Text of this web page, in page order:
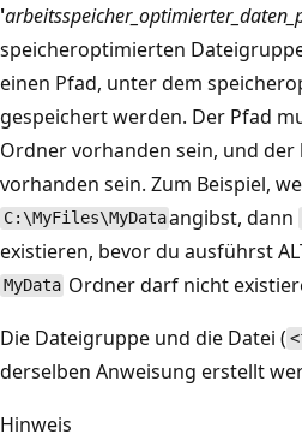
'
speicheroptimierten
einen Pfad, unter dem
gespeichert werden. Der Pfad
Ordner vorhanden sein, und
vorhanden sein. Zum Beispiel,
C:\MyFiles\MyDataangibst, dann
existieren, bevor du ausführst
MyData Ordner darf nicht
Die Dateigruppe und die Datei (
derselben Anweisung erstellt
Hinweis